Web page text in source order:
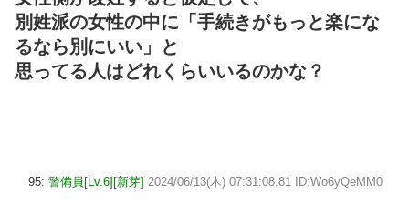
別姓派の女性の中に「手続きがもっと楽にな
るなら別にいい」と
思ってる人はどれくらいいるのかな？
95: 警備員[Lv.6][新芽] 2024/06/13(木) 07:31:08.81 ID:Wo6yQeMM0